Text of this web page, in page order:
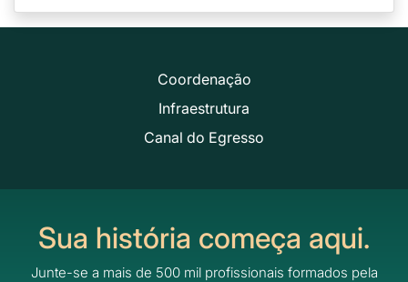
Coordenação
Infraestrutura
Canal do Egresso
Sua história começa aqui.
Junte-se a mais de 500 mil profissionais formados pela